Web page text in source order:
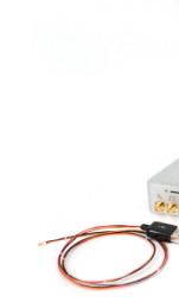
在体多通道
膜片钳平台
神经电生理